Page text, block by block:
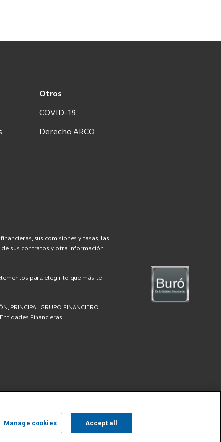
Otros
COVID-19
Derecho ARCO
sus comisiones y tasas, las
de sus contratos y otra información
para elegir lo que más te
PRINCIPAL GRUPO FINANCIERO
Financieras.
Visit
Manage cookies Accept all